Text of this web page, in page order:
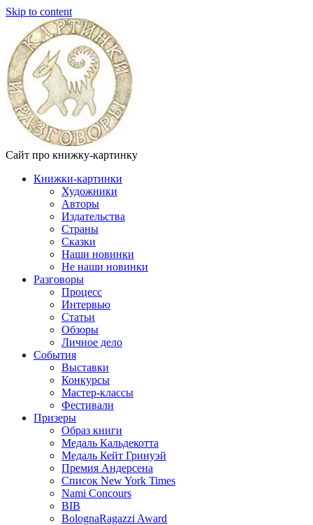
Skip to content
Сайт про книжку-картинку
Книжки-картинки
Художники
Авторы
Издательства
Страны
Сказки
Наши новинки
Не наши новинки
Разговоры
Процесс
Интервью
Статьи
Обзоры
Личное дело
События
Выставки
Конкурсы
Мастер-классы
Фестивали
Призеры
Образ книги
Медаль Кальдекотта
Медаль Кейт Гринуэй
Премия Андерсена
Список New York Times
Nami Concours
BIB
BolognaRagazzi Award